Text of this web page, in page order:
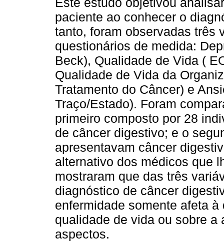
paciente ao conhecer o
tanto, foram observadas três
questionários de medida:
Beck), Qualidade de Vida (
Qualidade de Vida da
Tratamento do Câncer) e
Traço/Estado). Foram
primeiro composto por 28
de câncer digestivo; e o
apresentavam câncer
alternativo dos médicos que
mostraram que das três
diagnóstico de câncer
enfermidade somente afeta
qualidade de vida ou sobre
aspectos.